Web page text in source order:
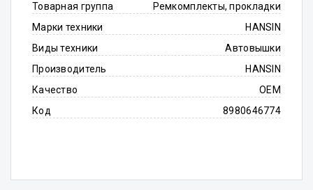
Товарная группа
Ремкомплекты, прокладки
Марки техники
HANSIN
Виды техники
Автовышки
Производитель
HANSIN
Качество
OEM
Код
8980646774